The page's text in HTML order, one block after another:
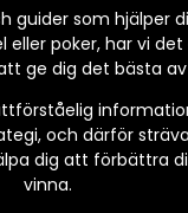
guider som hjälper
eller poker, har vi
ge dig det bästa
och därför
dig att förbättra
vinna.